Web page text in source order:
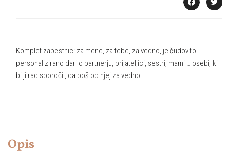
Komplet zapestnic: za mene, za tebe, za vedno, je čudovito
personalizirano darilo partnerju, prijateljici, sestri, mami … osebi, ki
bi ji rad sporočil, da boš ob njej za vedno.
Opis